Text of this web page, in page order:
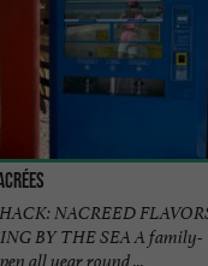
NACREED
BY THE SEA A family-
all year round ...